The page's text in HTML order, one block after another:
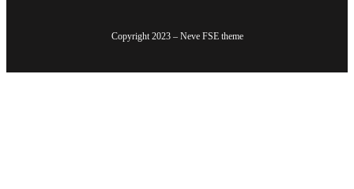
Copyright 2023 – Neve FSE theme